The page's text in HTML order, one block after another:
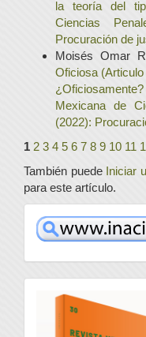
la teoría del
Ciencias
Procuración de
Moisés Omar
Oficiosa
Mexicana de
(2022):
1 2 3 4 5 6 7 8 9 10 11
También puede Iniciar
para este artículo.
www